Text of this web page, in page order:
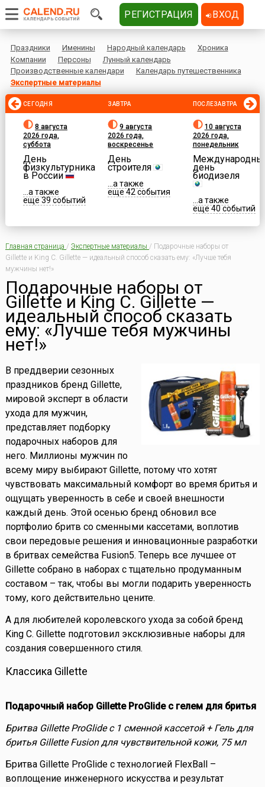
Праздники Именины Народный календарь
Хроника
Компании
Персоны
Лунный календарь
Производственные календари
Календарь путешественника
Экспертные материалы
СЕГОДНЯ
8 августа
2026 года,
суббота
День
физкультурника
в России
...а также
еще 39 событий
ЗАВТРА
9 августа
2026 года,
воскресенье
День
строителя
...а также
еще 42 события
ПОСЛЕЗАВТРА
10 августа
2026 года,
понедельник
день
биодизеля
...а также
еще 40 событий
Главная страница / Экспертные материалы / Подарочные наборы от
Gillette и King C. Gillette — идеальный способ сказать ему: «Лучше тебя
мужчины нет!»
Подарочные наборы от
Gillette и King C. Gillette —
идеальный способ сказать
ему: «Лучше тебя мужчины
нет!»
В преддверии сезонных
праздников бренд Gillette,
мировой эксперт в области
ухода для мужчин,
представляет подборку
подарочных наборов для
него. Миллионы мужчин по
всему миру выбирают Gillette, потому что хотят
чувствовать максимальный комфорт во время бритья и
ощущать уверенность в себе и своей внешности
каждый день. Этой осенью бренд обновил все
портфолио бритв со сменными кассетами, воплотив
свои передовые решения и инновационные разработки
в бритвах семейства Fusion5. Теперь все лучшее от
Gillette собрано в наборах с тщательно продуманным
составом – так, чтобы вы могли подарить уверенность
тому, кого действительно цените.
А для любителей королевского ухода за собой бренд
King C. Gillette подготовил эксклюзивные наборы для
создания совершенного стиля.
Классика Gillette
Подарочный набор Gillette ProGlide с гелем для бритья
Бритва Gillette ProGlide с 1 сменной кассетой + Гель для
бритья Gillette Fusion для чувствительной кожи, 75 мл
Бритва Gillette ProGlide с технологией FlexBall –
воплощение инженерного искусства и результат
РЕГИСТРАЦИЯ ВХОД